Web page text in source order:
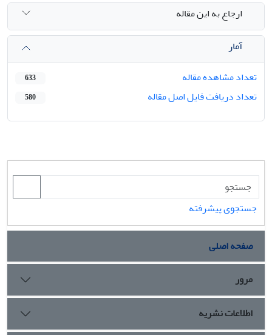
ارجاع به این مقاله
آمار
تعداد مشاهده مقاله
633
تعداد دریافت فایل اصل مقاله 580
جستجوی پیشرفته
صفحه اصلی
مرور
اطلاعات نشریه